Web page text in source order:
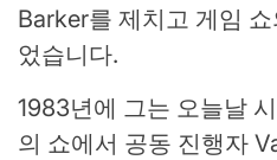
Barker를 제치고 게임
었습니다.
1983년에 그는 오늘날
의 쇼에서 공동 진행자